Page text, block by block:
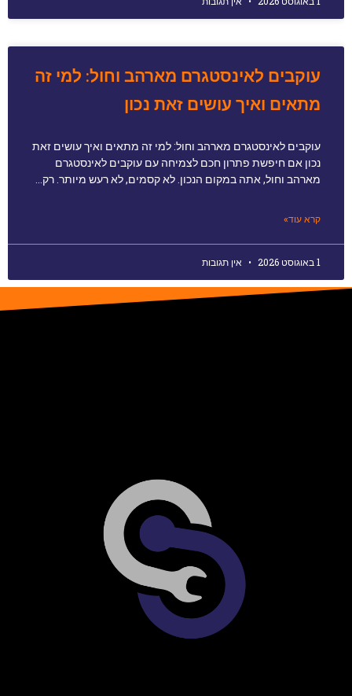
עוקבים לאינסטגרם מארהב וחול: למי זה
מתאים ואיך עושים זאת נכון
עוקבים לאינסטגרם מארהב וחול: למי זה מתאים ואיך עושים זאת
נכון אם חיפשת פתרון חכם לצמיחה עם עוקבים לאינסטגרם
מארהב וחול, אתה במקום הנכון. לא קסמים, לא רעש מיותר. רק…
קרא עוד»
1 באוגוסט 2026 אין תגובות